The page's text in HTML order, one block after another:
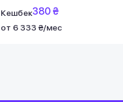
Кешбек380 ₴
от 6 333 ₴/мес